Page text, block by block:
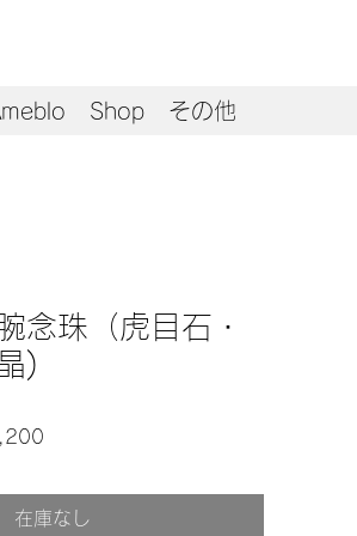
Shop その他
念珠（虎目石・
)
ル
在庫なし